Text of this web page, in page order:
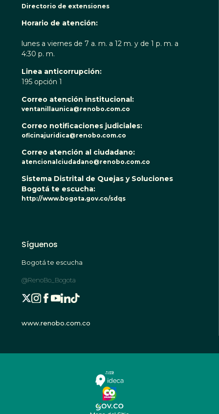
Directorio de extensiones
Horario de atención:
lunes a viernes de 7 a. m. a 12 m. y de 1 p. m. a
4:30 p. m.
Linea anticorrupción:
195 opción 1
Correo atención institucional:
ventanillaunica@renobo.com.co
Correo notificaciones judiciales:
oficinajuridica@renobo.com.co
Correo atención al ciudadano:
atencionalciudadano@renobo.com.co
Sistema Distrital de Quejas y Soluciones
Bogotá te escucha:
http://www.bogota.gov.co/sdqs
Síguenos
Bogotá te escucha
@RenoBo_Bogota
www.renobo.com.co